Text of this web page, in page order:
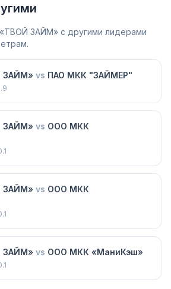
ЗАЙМ» с другими лидерами
ЗАЙМ» vs ПАО МКК "ЗАЙМЕР"
ЗАЙМ» vs ООО МКК
ЗАЙМ» vs ООО МКК
ЗАЙМ» vs ООО МКК «МаниКэш»